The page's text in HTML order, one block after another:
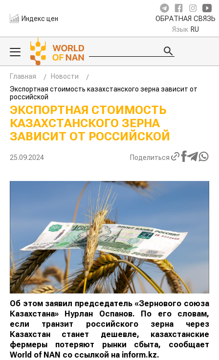
Индекс цен ОБРАТНАЯ СВЯЗЬ
Язык RU
Главная
Новости
Экспортная стоимость казахстанского зерна зависит от
российской
ЭКСПОРТНАЯ СТОИМОСТЬ
КАЗАХСТАНСКОГО ЗЕРНА
ЗАВИСИТ ОТ РОССИЙСКОЙ
25.09.2024 Поделиться
Об этом заявил председатель «Зернового союза
Казахстана» Нурлан Оспанов. По его словам,
если транзит российского зерна через
Казахстан станет дешевле, казахстанские
фермеры потеряют рынки сбыта, сообщает
World of NAN со ссылкой на inform.kz.